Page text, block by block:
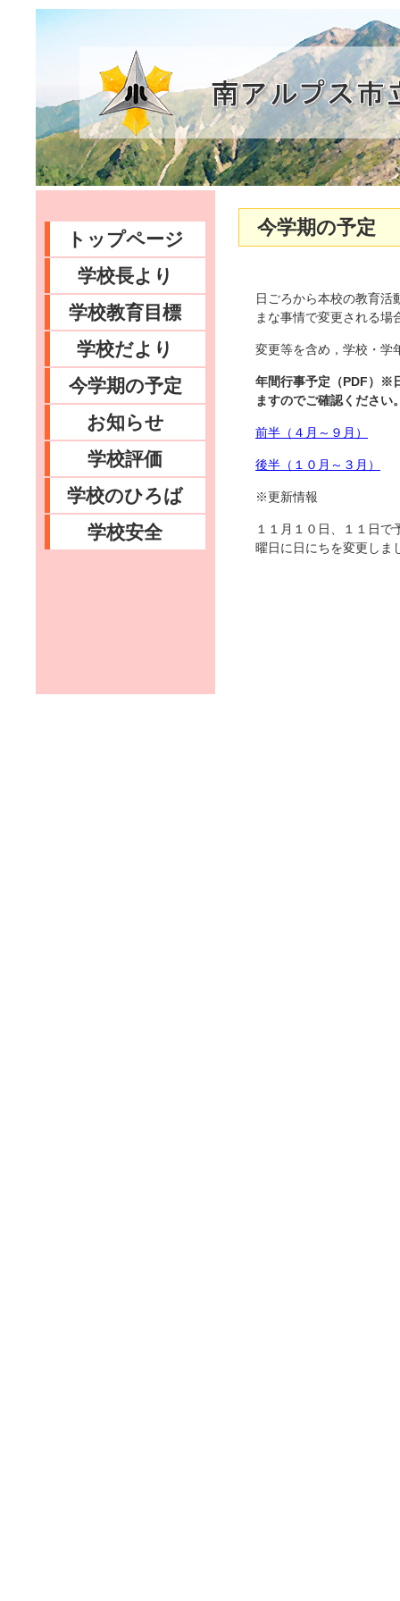
トップページ
学校長より
学校教育目標
学校だより
今学期の予定
お知らせ
学校評価
学校のひろば
学校安全
今学期の予定
日ごろから本校の教育活
まな事情で変更される場
変更等を含め，学校・学
年間行事予定（PDF）※
ますのでご確認ください
前半（４月～９月）
後半（１０月～３月）
※更新情報
１１月１０日、１１日
曜日に日にちを変更しま